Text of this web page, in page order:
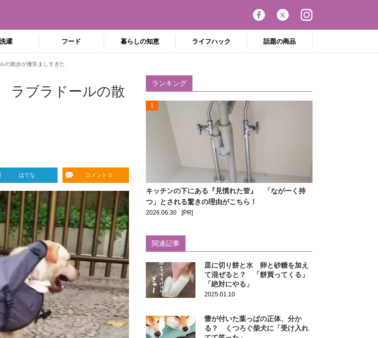
洗濯 フード 暮らしの知恵 ライフハック 話題の商品
の散歩が微笑ましすぎた
ラブラドールの散
はてな コメント 0
ランキング
1
キッチンの下にある『見慣れた管』 「ながーく持
つ」とされる驚きの理由がこちら！
2026.06.30 [PR]
関連記事
皿に切り餅と水 卵と砂糖を加え
て混ぜると？ 「餅買ってくる」
「絶対にやる」
2025.01.10
蕾が付いた葉っぱの正体、分か
る？ くつろぐ柴犬に「受け入れ